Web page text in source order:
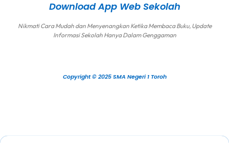
Download App Web Sekolah
Nikmati Cara Mudah dan Menyenangkan Ketika Membaca Buku, Update
Informasi Sekolah Hanya Dalam Genggaman
Copyright © 2025 SMA Negeri 1 Toroh